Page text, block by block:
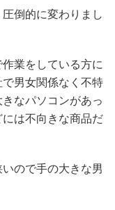
倒的に変わりまし
業をしている方に
男女関係なく不特
なパソコンがあっ
は不向きな商品だ
ので手の大きな男